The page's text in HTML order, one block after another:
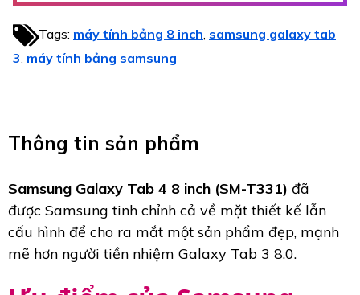
Tags: máy tính bảng 8 inch samsung galaxy tab
3, máy tính bảng samsung
Thông tin sản phẩm
Samsung Galaxy Tab 4 8 inch (SM-T331) đã
được Samsung tinh chỉnh cả về mặt thiết kế lẫn
cấu hình để cho ra mắt một sản phẩm đẹp, mạnh
mẽ hơn người tiền nhiệm Galaxy Tab 3 8.0.